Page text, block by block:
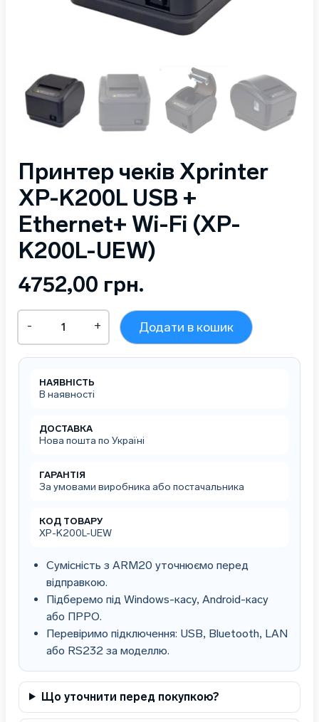
Принтер чеків Xprinter
XP-K200L USB +
Ethernet+ Wi-Fi (XP-
K200L-UEW)
4752,00 грн.
Принтер
чеків
Xprinter
XP-
USB
K200L-
UEW)
- + Додати в кошик
НАЯВНІСТЬ
В наявності
ДОСТАВКА
Нова пошта по Україні
ГАРАНТІЯ
За умовами виробника або постачальника
КОД ТОВАРУ
XP-K200L-UEW
Сумісність з ARM20 уточнюємо перед
відправкою.
Підберемо під Windows-касу, Android-касу
або ПРРО.
Перевіримо підключення: USB, Bluetooth, LAN
або RS232 за моделлю.
Що уточнити перед покупкою?